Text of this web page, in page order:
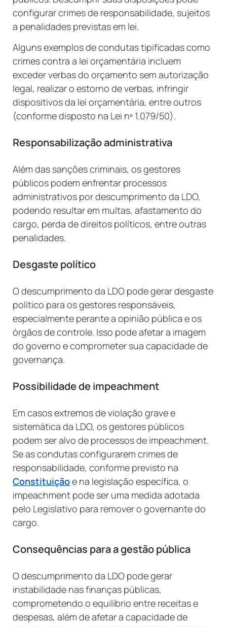
configurar crimes de responsabilidade, sujeitos
a penalidades previstas em lei.
Alguns exemplos de condutas tipificadas como
crimes contra a lei orçamentária incluem
exceder verbas do orçamento sem autorização
legal, realizar o estorno de verbas, infringir
dispositivos da lei orçamentária, entre outros
(conforme disposto na Lei nº 1.079/50).
Responsabilização administrativa
Além das sanções criminais, os gestores
públicos podem enfrentar processos
administrativos por descumprimento da LDO,
podendo resultar em multas, afastamento do
cargo, perda de direitos políticos, entre outras
penalidades.
Desgaste político
O descumprimento da LDO pode gerar desgaste
político para os gestores responsáveis,
especialmente perante a opinião pública e os
órgãos de controle. Isso pode afetar a imagem
do governo e comprometer sua capacidade de
governança.
Possibilidade de impeachment
Em casos extremos de violação grave e
sistemática da LDO, os gestores públicos
podem ser alvo de processos de impeachment.
Se as condutas configurarem crimes de
responsabilidade, conforme previsto na
Constituiçãoe na legislação específica, o
impeachment pode ser uma medida adotada
pelo Legislativo para remover o governante do
cargo.
Consequências para a gestão pública
O descumprimento da LDO pode gerar
instabilidade nas finanças públicas,
comprometendo o equilíbrio entre receitas e
despesas, além de afetar a capacidade de